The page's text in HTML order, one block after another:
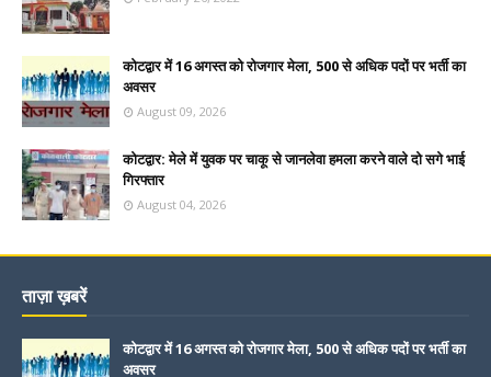
कोटद्वार में 16 अगस्त को रोजगार मेला, 500 से अधिक पदों पर भर्ती का
अवसर
August 09, 2026
कोटद्वार: मेले में युवक पर चाकू से जानलेवा हमला करने वाले दो सगे भाई
गिरफ्तार
August 04, 2026
ताज़ा ख़बरें
कोटद्वार में 16 अगस्त को रोजगार मेला, 500 से अधिक पदों पर भर्ती का
अवसर